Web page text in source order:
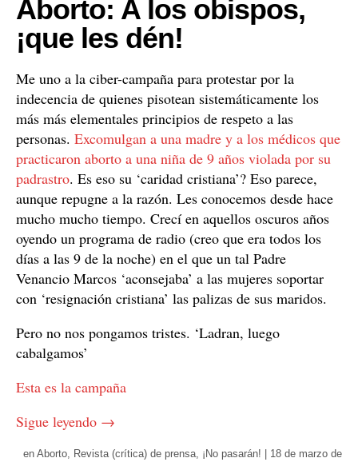
Aborto: A los obispos,
¡que les dén!
Me uno a la ciber-campaña para protestar por la
indecencia de quienes pisotean sistemáticamente los
más más elementales principios de respeto a las
personas. Excomulgan a una madre y a los médicos que
practicaron aborto a una niña de 9 años violada por su
padrastro. Es eso su ‘caridad cristiana’? Eso parece,
aunque repugne a la razón. Les conocemos desde hace
mucho mucho tiempo. Crecí en aquellos oscuros años
oyendo un programa de radio (creo que era todos los
días a las 9 de la noche) en el que un tal Padre
Venancio Marcos ‘aconsejaba’ a las mujeres soportar
con ‘resignación cristiana’ las palizas de sus maridos.
Pero no nos pongamos tristes. ‘Ladran, luego
cabalgamos’
Esta es la campaña
Sigue leyendo →
en Aborto, Revista (crítica) de prensa, ¡No pasarán!
18 de marzo de